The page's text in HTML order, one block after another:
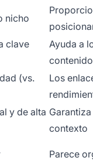
nicho
clave
Ayuda a
(vs.
Los
y de alta
contexto
Parece